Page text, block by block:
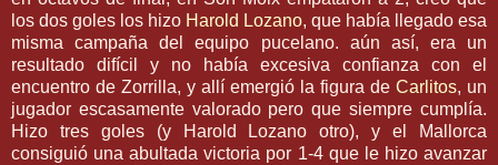
los dos goles los hizo Harold Lozano, que había llegado esa
misma campaña del equipo pucelano. aún así, era un
resultado difícil
y no había excesiva confianza con el
encuentro de Zorrilla, y allí emergió la figura de Carlitos, un
jugador escasamente valorado pero que siempre cumplía.
Hizo tres goles (y Harold Lozano otro), y el
Mallorca
consiguió una abultada victoria por 1-4 que le hizo avanzar